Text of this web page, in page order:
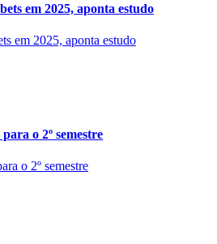
em 2025, aponta estudo
o 2º semestre